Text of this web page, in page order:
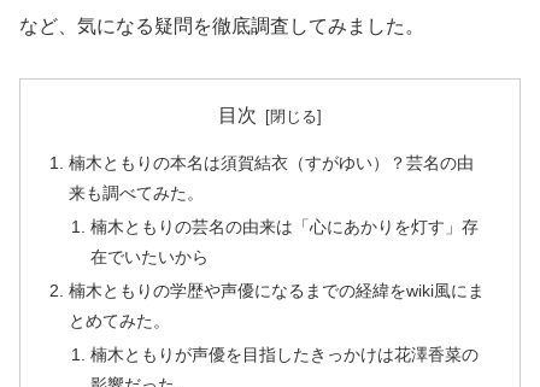
など、気になる疑問を徹底調査してみました。
目次
楠木ともりの本名は須賀結衣（すがゆい）？芸名の由
来も調べてみた。
楠木ともりの芸名の由来は「心にあかりを灯す」存
在でいたいから
楠木ともりの学歴や声優になるまでの経緯をwiki風にま
とめてみた。
楠木ともりが声優を目指したきっかけは花澤香菜の